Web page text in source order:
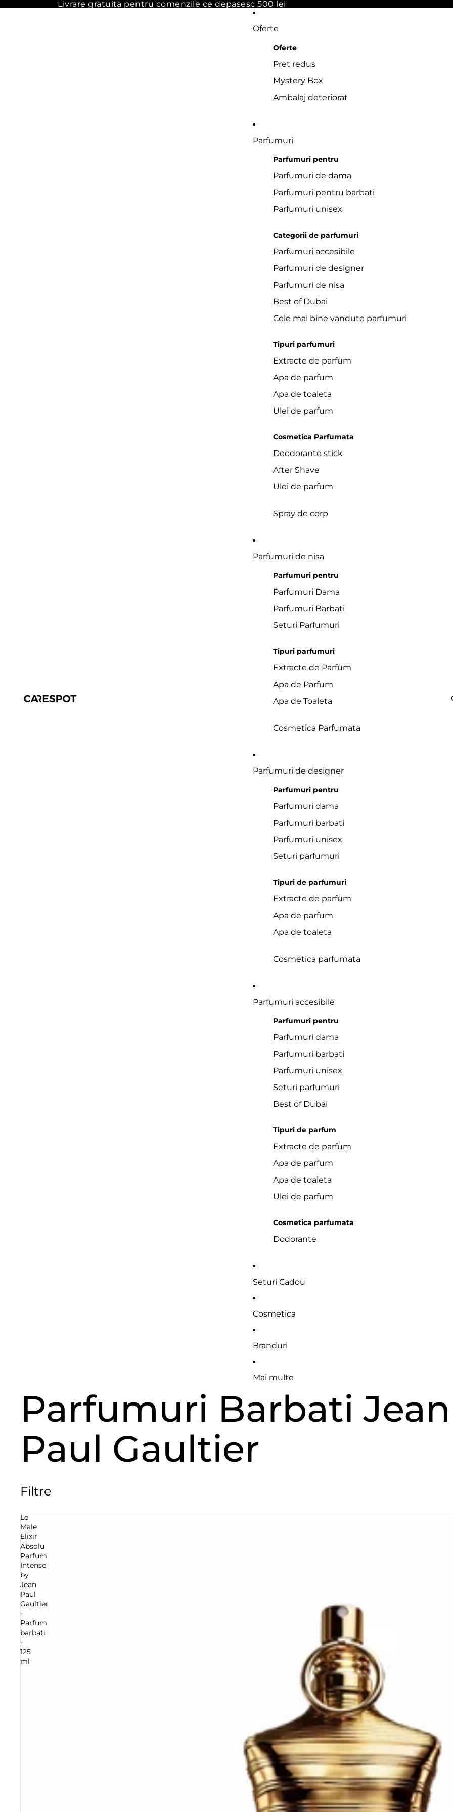
Livrare gratuita pentru comenzile ce depasesc 500 lei
Oferte
Oferte
Pret redus
Mystery Box
Ambalaj deteriorat
Parfumuri
Parfumuri pentru
Parfumuri de dama
Parfumuri pentru barbati
Parfumuri unisex
Categorii de parfumuri
Parfumuri accesibile
Parfumuri de designer
Parfumuri de nisa
Best of Dubai
Cele mai bine vandute parfumuri
Tipuri parfumuri
Extracte de parfum
Apa de parfum
Apa de toaleta
Ulei de parfum
Cosmetica Parfumata
Deodorante stick
After Shave
Ulei de parfum
Spray de corp
Parfumuri de nisa
Parfumuri pentru
Parfumuri Dama
Parfumuri Barbati
Seturi Parfumuri
Tipuri parfumuri
Extracte de Parfum
Apa de Parfum
Apa de Toaleta
Cosmetica Parfumata
Parfumuri de designer
Parfumuri pentru
Parfumuri dama
Parfumuri barbati
Parfumuri unisex
Seturi parfumuri
Tipuri de parfumuri
Extracte de parfum
Apa de parfum
Apa de toaleta
Cosmetica parfumata
Parfumuri accesibile
Parfumuri pentru
Parfumuri dama
Parfumuri barbati
Parfumuri unisex
Seturi parfumuri
Best of Dubai
Tipuri de parfum
Extracte de parfum
Apa de parfum
Apa de toaleta
Ulei de parfum
Cosmetica parfumata
Dodorante
Seturi Cadou
Cosmetica
Branduri
Mai multe
Parfumuri Barbati Jean
Paul Gaultier
Filtre
Le
Male
Elixir
Absolu
Parfum
Intense
by
Jean
Paul
Gaultier
-
Parfum
barbati
-
125
ml